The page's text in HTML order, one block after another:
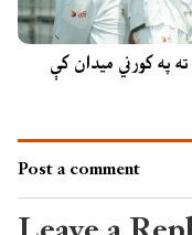
په کورني میدان کې
Post a comment